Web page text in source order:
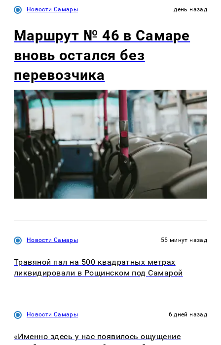
Новости Самары день назад
Маршрут № 46 в Самаре
вновь остался без
перевозчика
Новости Самары 55 минут назад
Травяной пал на 500 квадратных метрах
ликвидировали в Рощинском под Самарой
Новости Самары 6 дней назад
«Именно здесь у нас появилось ощущение